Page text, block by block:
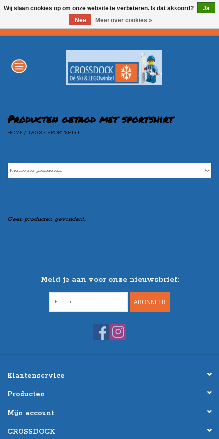
WINTERSPORT
LEGO
Producten getagd met sportshirt
HOME / TAGS / SPORTSHIRT
Geen producten gevonden!...
Meld je aan voor onze nieuwsbrief:
ABONNEER
Klantenservice
Producten
Mijn account
CROSSDOCK
Wij slaan cookies op om onze website te verbeteren. Is dat akkoord?
Ja
Nee
Meer over cookies »